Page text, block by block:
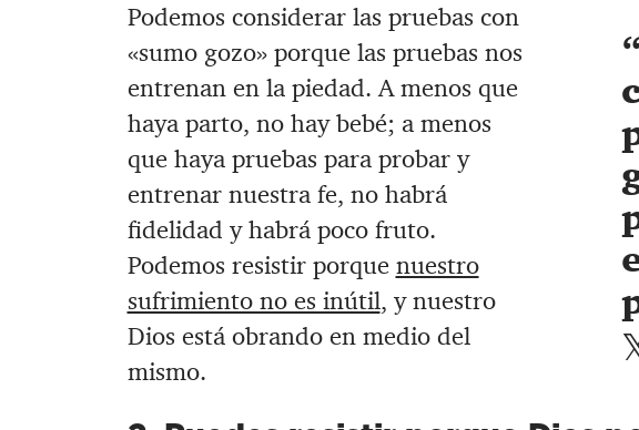
Podemos considerar las pruebas con
«sumo gozo» porque las pruebas nos
entrenan en la piedad. A menos que
haya parto, no hay bebé; a menos
que haya pruebas para probar y
entrenar nuestra fe, no habrá
fidelidad y habrá poco fruto.
Podemos resistir porque nuestro
sufrimiento no es inútil, y nuestro
Dios está obrando en medio del
mismo.